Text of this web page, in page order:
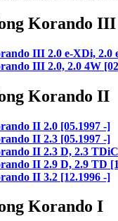
Korando III
III 2.0 e-XDi, 2.0
III 2.0, 2.0 4W
Korando II
II 2.0 [05.1997 -]
II 2.3 [05.1997 -]
II 2.3 D, 2.3
II 2.9 D, 2.9 TD
II 3.2 [12.1996 -]
Korando I